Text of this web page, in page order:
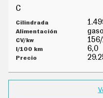
C
6,0